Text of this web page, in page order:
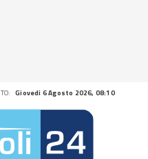
Giovedi 6 Agosto 2026, 08:10